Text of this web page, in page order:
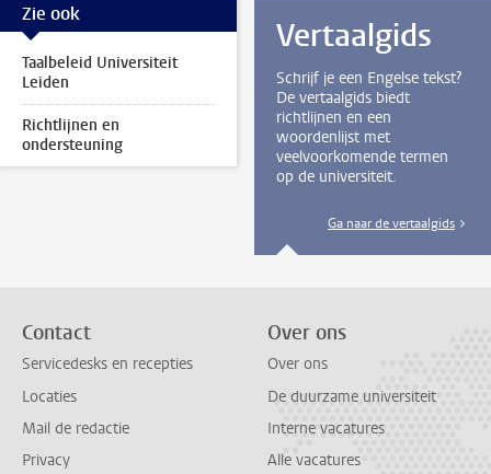
Zie ook
Taalbeleid Universiteit
Leiden
Richtlijnen en
ondersteuning
Vertaalgids
Schrijf je een Engelse tekst?
De vertaalgids biedt
richtlijnen en een
woordenlijst met
veelvoorkomende termen
op de universiteit.
Ga naar de vertaalgids
Contact
Servicedesks en recepties
Locaties
Mail de redactie
Privacy
Over ons
Over ons
De duurzame universiteit
Interne vacatures
Alle vacatures